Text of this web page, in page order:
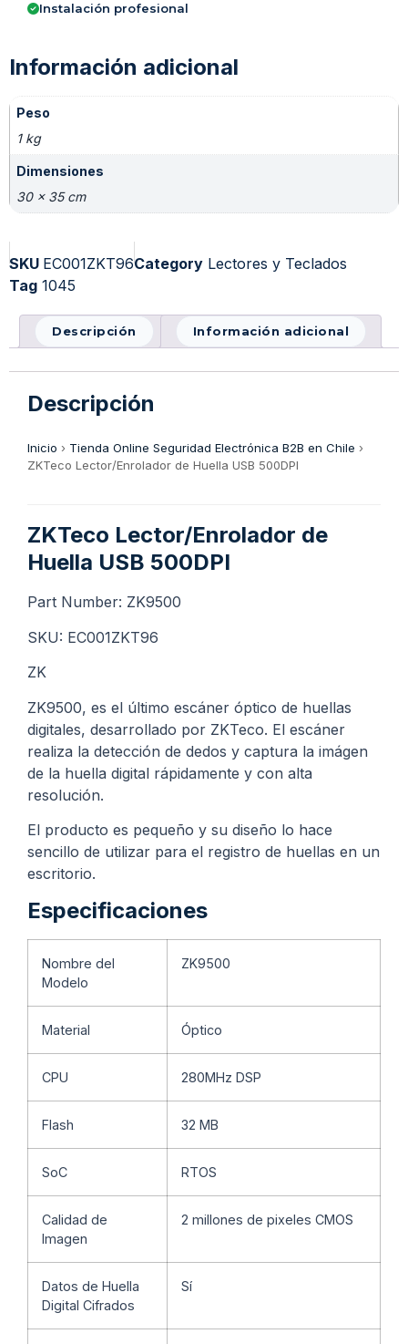
Instalación profesional
Información adicional
Peso
1 kg
Dimensiones
30 × 35 cm
SKU EC001ZKT96Category Lectores y Teclados
Tag 1045
Descripción Información adicional
Descripción
Inicio › Tienda Online Seguridad Electrónica B2B en Chile ›
ZKTeco Lector/Enrolador de Huella USB 500DPI
ZKTeco Lector/Enrolador de
Huella USB 500DPI
Part Number: ZK9500
SKU: EC001ZKT96
ZK
ZK9500, es el último escáner óptico de huellas
digitales, desarrollado por ZKTeco. El escáner
realiza la detección de dedos y captura la imágen
de la huella digital rápidamente y con alta
resolución.
El producto es pequeño y su diseño lo hace
sencillo de utilizar para el registro de huellas en un
escritorio.
Especificaciones
Nombre del
Modelo
ZK9500
Material Óptico
CPU 280MHz DSP
Flash 32 MB
SoC RTOS
Calidad de
Imagen
2 millones de pixeles CMOS
Datos de Huella
Digital Cifrados
Sí